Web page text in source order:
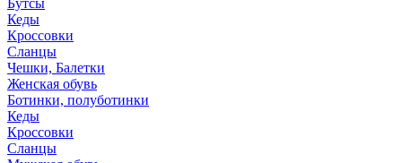
Бутсы
Кеды
Кроссовки
Сланцы
Чешки, Балетки
Женская обувь
Ботинки, полуботинки
Кеды
Кроссовки
Сланцы